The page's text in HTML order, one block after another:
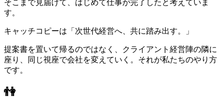
そこまで見届けて、はじめて仕事が完了したと考えていま
す。
キャッチコピーは「次世代経営へ、共に踏み出す。」
提案書を置いて帰るのではなく、クライアント経営陣の隣に
座り、同じ視座で会社を変えていく。それが私たちのやり方
です。
👫